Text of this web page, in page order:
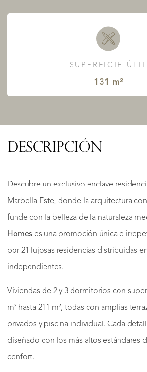
SUPERFICIE ÚTIL
131 m²
DESCRIPCIÓN
Descubre un exclusivo enclave
Marbella Este, donde la arquitectura
funde con la belleza de la naturaleza
Homes es una promoción única e
por 21 lujosas residencias distribuidas
independientes.
Viviendas de 2 y 3 dormitorios con
m² hasta 211 m², todas con amplias
privados y piscina individual. Cada
diseñado con los más altos estándares
confort.